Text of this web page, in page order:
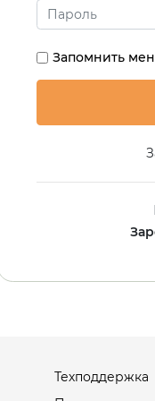
Запомнить
Техподдержка